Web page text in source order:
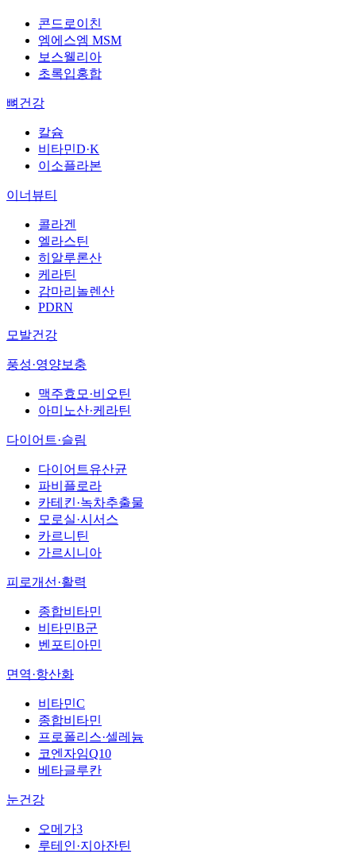
콘드로이친
엠에스엠 MSM
보스웰리아
초록입홍합
뼈건강
칼슘
비타민D·K
이소플라본
이너뷰티
콜라겐
엘라스틴
히알루론산
케라틴
감마리놀렌산
PDRN
모발건강
풍성·영양보충
맥주효모·비오틴
아미노산·케라틴
다이어트·슬림
다이어트유산균
파비플로라
카테킨·녹차추출물
모로실·시서스
카르니틴
가르시니아
피로개선·활력
종합비타민
비타민B군
벤포티아민
면역·항산화
비타민C
종합비타민
프로폴리스·셀레늄
코엔자임Q10
베타글루칸
눈건강
오메가3
루테인·지아잔틴